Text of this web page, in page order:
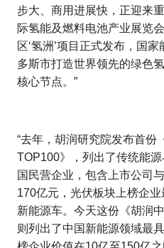
步大、商用进展快，正迎来
际氢能及燃料电池产业展览
区‘氢洲’项目正式发布，国
多斯市打造世界领先的绿色
核心节点。”
“去年，胡润研究院发布首份
TOP100》，列出了传统能
国民营企业，包含上市公司
170亿元，光伏板块上榜企
新能源车。今天这份《胡润
则列出了中国新能源领域最